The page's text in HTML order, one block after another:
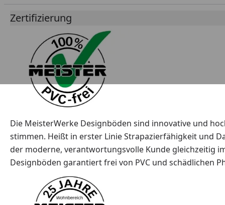
Zertifizierung
Die MeisterWerke Designböden sind innovative und
stimmen. Heißt in erster Linie Strapazierfähigkeit und
der moderne, verantwortungsvolle Kunde gleichzeitig
Designböden garantiert frei von PVC und schädlichen